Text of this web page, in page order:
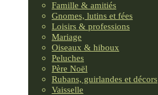
Famille & amitiés
Gnomes, lutins et fées
Loisirs & professions
Mariage
Oiseaux & hiboux
Peluches
Père Noël
Rubans, guirlandes et décors
Vaisselle